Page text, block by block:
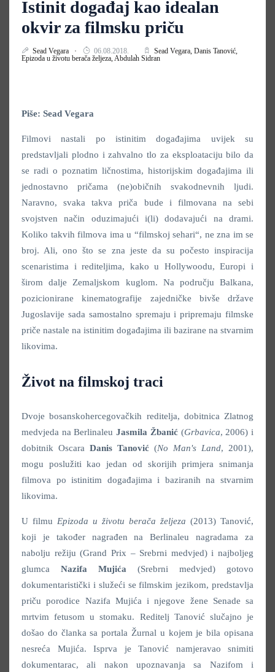
Istinit događaj kao idealan
okvir za filmsku priču
Sead Vegara 06.08.2018. Sead Vegara, Danis Tanović,
Epizoda u životu berača željeza, Abdulah Sidran
Piše: Sead Vegara
Filmovi nastali po istinitim događajima uvijek su
predstavljali plodno i zahvalno tlo za eksploataciju bilo da
se radi o poznatim ličnostima, historijskim događajima ili
jednostavno pričama (ne)običnih svakodnevnih ljudi.
Naravno, svaka takva priča bude i filmovana na sebi
svojstven način oduzimajući i(li) dodavajući na drami.
Koliko takvih filmova ima u “filmskoj sehari“, ne zna im se
broj. Ali, ono što se zna jeste da su počesto inspiracija
scenaristima i rediteljima, kako u Hollywoodu, Europi i
širom dalje Zemaljskom kuglom. Na području Balkana,
pozicionirane kinematografije zajedničke bivše države
Jugoslavije sada samostalno spremaju i pripremaju filmske
priče nastale na istinitim događajima ili bazirane na stvarnim
likovima.
Život na filmskoj traci
Dvoje bosanskohercegovačkih reditelja, dobitnica Zlatnog
medvjeda na BerlinaleuJasmila Žbanić (Grbavica, 2006) i
dobitnik Oscara Danis Tanović (No Man's Land, 2001),
mogu poslužiti kao jedan od skorijih primjera snimanja
filmova po istinitim događajima i baziranih na stvarnim
likovima.
U filmu Epizoda u životu berača željeza (2013) Tanović,
koji je također nagrađen na Berlinaleu nagradama za
nabolju režiju (Grand Prix – Srebrni medvjed) i najboljeg
glumca Nazifa Mujića (Srebrni medvjed) gotovo
dokumentaristički i služeći se filmskim jezikom, predstavlja
priču porodice Nazifa Mujića i njegove žene Senade sa
mrtvim fetusom u stomaku. Reditelj Tanović slučajno je
došao do članka sa portala Žurnal u kojem je bila opisana
nesreća Mujića. Isprva je Tanović namjeravao snimiti
dokumentarac, ali nakon upoznavanja sa Nazifom i